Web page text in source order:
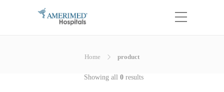
Home product
Showing all 0results